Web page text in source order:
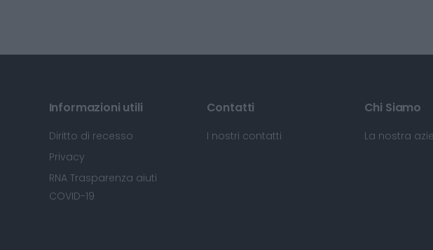
Informazioni utili
Diritto di recesso
Privacy
RNA Trasparenza aiuti
COVID-19
Contatti
I nostri contatti
Chi Siamo
La nostra